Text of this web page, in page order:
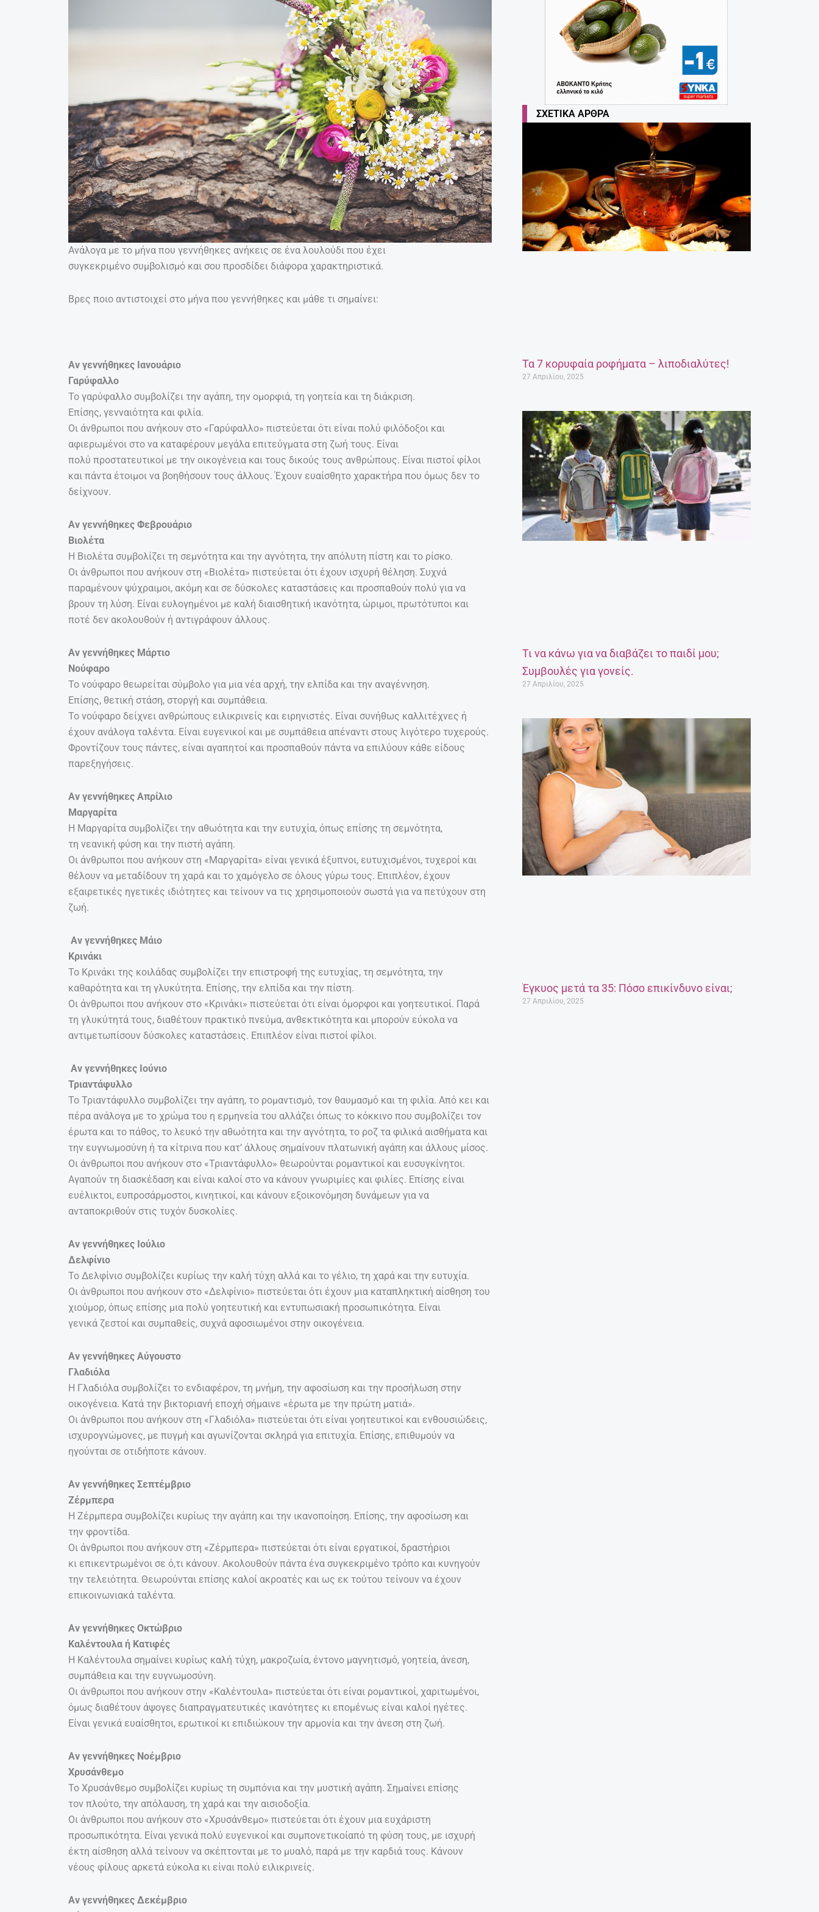
Ανάλογα με το μήνα που γεννήθηκες ανήκεις σε ένα λουλούδι που έχει
συγκεκριμένο συμβολισμό και σου προσδίδει διάφορα χαρακτηριστικά.
Βρες ποιο αντιστοιχεί στο μήνα που γεννήθηκες και μάθε τι σημαίνει:
Αν γεννήθηκες Ιανουάριο
Γαρύφαλλο
Το γαρύφαλλο συμβολίζει την αγάπη, την ομορφιά, τη γοητεία και τη διάκριση.
Επίσης, γενναιότητα και φιλία.
Οι άνθρωποι που ανήκουν στο «Γαρύφαλλο» πιστεύεται ότι είναι πολύ φιλόδοξοι και
αφιερωμένοι στο να καταφέρουν μεγάλα επιτεύγματα στη ζωή τους. Είναι
πολύ προστατευτικοί με την οικογένεια και τους δικούς τους ανθρώπους. Είναι πιστοί φίλοι
και πάντα έτοιμοι να βοηθήσουν τους άλλους. Έχουν ευαίσθητο χαρακτήρα που όμως δεν το
δείχνουν.
Αν γεννήθηκες Φεβρουάριο
Βιολέτα
Η Βιολέτα συμβολίζει τη σεμνότητα και την αγνότητα, την απόλυτη πίστη και το ρίσκο.
Οι άνθρωποι που ανήκουν στη «Βιολέτα» πιστεύεται ότι έχουν ισχυρή θέληση. Συχνά
παραμένουν ψύχραιμοι, ακόμη και σε δύσκολες καταστάσεις και προσπαθούν πολύ για να
βρουν τη λύση. Είναι ευλογημένοι με καλή διαισθητική ικανότητα, ώριμοι, πρωτότυποι και
ποτέ δεν ακολουθούν ή αντιγράφουν άλλους.
Αν γεννήθηκες Μάρτιο
Νούφαρο
Το νούφαρο θεωρείται σύμβολο για μια νέα αρχή, την ελπίδα και την αναγέννηση.
Επίσης, θετική στάση, στοργή και συμπάθεια.
Το νούφαρο δείχνει ανθρώπους ειλικρινείς και ειρηνιστές. Είναι συνήθως καλλιτέχνες ή
έχουν ανάλογα ταλέντα. Είναι ευγενικοί και με συμπάθεια απέναντι στους λιγότερο τυχερούς.
Φροντίζουν τους πάντες, είναι αγαπητοί και προσπαθούν πάντα να επιλύουν κάθε είδους
παρεξηγήσεις.
Αν γεννήθηκες Απρίλιο
Μαργαρίτα
Η Μαργαρίτα συμβολίζει την αθωότητα και την ευτυχία, όπως επίσης τη σεμνότητα,
τη νεανική φύση και την πιστή αγάπη.
Οι άνθρωποι που ανήκουν στη «Μαργαρίτα» είναι γενικά έξυπνοι, ευτυχισμένοι, τυχεροί και
θέλουν να μεταδίδουν τη χαρά και το χαμόγελο σε όλους γύρω τους. Επιπλέον, έχουν
εξαιρετικές ηγετικές ιδιότητες και τείνουν να τις χρησιμοποιούν σωστά για να πετύχουν στη
ζωή.
Αν γεννήθηκες Μάιο
Κρινάκι
Το Κρινάκι της κοιλάδας συμβολίζει την επιστροφή της ευτυχίας, τη σεμνότητα, την
καθαρότητα και τη γλυκύτητα. Επίσης, την ελπίδα και την πίστη.
Οι άνθρωποι που ανήκουν στο «Κρινάκι» πιστεύεται ότι είναι όμορφοι και γοητευτικοί. Παρά
τη γλυκύτητά τους, διαθέτουν πρακτικό πνεύμα, ανθεκτικότητα και μπορούν εύκολα να
αντιμετωπίσουν δύσκολες καταστάσεις. Επιπλέον είναι πιστοί φίλοι.
Αν γεννήθηκες Ιούνιο
Τριαντάφυλλο
Το Τριαντάφυλλο συμβολίζει την αγάπη, το ρομαντισμό, τον θαυμασμό και τη φιλία. Από κει και
πέρα ανάλογα με το χρώμα του η ερμηνεία του αλλάζει όπως το κόκκινο που συμβολίζει τον
έρωτα και το πάθος, το λευκό την αθωότητα και την αγνότητα, το ροζ τα φιλικά αισθήματα και
την ευγνωμοσύνη ή τα κίτρινα που κατ’ άλλους σημαίνουν πλατωνική αγάπη και άλλους μίσος.
Οι άνθρωποι που ανήκουν στο «Τριαντάφυλλο» θεωρούνται ρομαντικοί και ευσυγκίνητοι.
Αγαπούν τη διασκέδαση και είναι καλοί στο να κάνουν γνωριμίες και φιλίες. Επίσης είναι
ευέλικτοι, ευπροσάρμοστοι, κινητικοί, και κάνουν εξοικονόμηση δυνάμεων για να
ανταποκριθούν στις τυχόν δυσκολίες.
Αν γεννήθηκες Ιούλιο
Δελφίνιο
Το Δελφίνιο συμβολίζει κυρίως την καλή τύχη αλλά και το γέλιο, τη χαρά και την ευτυχία.
Οι άνθρωποι που ανήκουν στο «Δελφίνιο» πιστεύεται ότι έχουν μια καταπληκτική αίσθηση του
χιούμορ, όπως επίσης μια πολύ γοητευτική και εντυπωσιακή προσωπικότητα. Είναι
γενικά ζεστοί και συμπαθείς, συχνά αφοσιωμένοι στην οικογένεια.
Αν γεννήθηκες Αύγουστο
Γλαδιόλα
Η Γλαδιόλα συμβολίζει το ενδιαφέρον, τη μνήμη, την αφοσίωση και την προσήλωση στην
οικογένεια. Κατά την βικτοριανή εποχή σήμαινε «έρωτα με την πρώτη ματιά».
Οι άνθρωποι που ανήκουν στη «Γλαδιόλα» πιστεύεται ότι είναι γοητευτικοί και ενθουσιώδεις,
ισχυρογνώμονες, με πυγμή και αγωνίζονται σκληρά για επιτυχία. Επίσης, επιθυμούν να
ηγούνται σε οτιδήποτε κάνουν.
Αν γεννήθηκες Σεπτέμβριο
Ζέρμπερα
Η Ζέρμπερα συμβολίζει κυρίως την αγάπη και την ικανοποίηση. Επίσης, την αφοσίωση και
την φροντίδα.
Οι άνθρωποι που ανήκουν στη «Ζέρμπερα» πιστεύεται ότι είναι εργατικοί, δραστήριοι
κι επικεντρωμένοι σε ό,τι κάνουν. Ακολουθούν πάντα ένα συγκεκριμένο τρόπο και κυνηγούν
την τελειότητα. Θεωρούνται επίσης καλοί ακροατές και ως εκ τούτου τείνουν να έχουν
επικοινωνιακά ταλέντα.
Αν γεννήθηκες Οκτώβριο
Καλέντουλα ή Κατιφές
Η Καλέντουλα σημαίνει κυρίως καλή τύχη, μακροζωία, έντονο μαγνητισμό, γοητεία, άνεση,
συμπάθεια και την ευγνωμοσύνη.
Οι άνθρωποι που ανήκουν στην «Καλέντουλα» πιστεύεται ότι είναι ρομαντικοί, χαριτωμένοι,
όμως διαθέτουν άψογες διαπραγματευτικές ικανότητες κι επομένως είναι καλοί ηγέτες.
Είναι γενικά ευαίσθητοι, ερωτικοί κι επιδιώκουν την αρμονία και την άνεση στη ζωή.
Αν γεννήθηκες Νοέμβριο
Χρυσάνθεμο
Το Χρυσάνθεμo συμβολίζει κυρίως τη συμπόνια και την μυστική αγάπη. Σημαίνει επίσης
τον πλούτο, την απόλαυση, τη χαρά και την αισιοδοξία.
Οι άνθρωποι που ανήκουν στο «Χρυσάνθεμο» πιστεύεται ότι έχουν μια ευχάριστη
προσωπικότητα. Είναι γενικά πολύ ευγενικοί και συμπονετικοίαπό τη φύση τους, με ισχυρή
έκτη αίσθηση αλλά τείνουν να σκέπτονται με το μυαλό, παρά με την καρδιά τους. Κάνουν
νέους φίλους αρκετά εύκολα κι είναι πολύ ειλικρινείς.
Αν γεννήθηκες Δεκέμβριο
ΣΧΕΤΙΚΆ ΆΡΘΡΑ
Τα 7 κορυφαία ροφήματα – λιποδιαλύτες!
27 Απριλίου, 2025
Τι να κάνω για να διαβάζει το παιδί μου;
Συμβουλές για γονείς.
27 Απριλίου, 2025
Έγκυος μετά τα 35: Πόσο επικίνδυνο είναι;
27 Απριλίου, 2025